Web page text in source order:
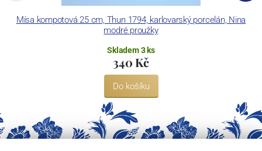
Mísa kompotová 25 cm, Thun 1794, karlovarský porcelán, Nina
modré proužky
Skladem 3 ks
340 Kč
Do košíku